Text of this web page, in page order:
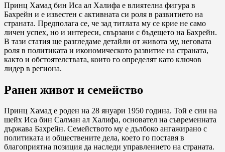
Принц Хамад бин Иса ал Халифа е влиятелна фигура в
Бахрейн и е известен с активната си роля в развитието на
страната. Предполага се, че зад титлата му се крие не само
личен успех, но и интереси, свързани с бъдещето на Бахрейн.
В тази статия ще разгледаме детайли от живота му, неговата
роля в политиката и икономическото развитие на страната,
както и обстоятелствата, които го определят като ключов
лидер в региона.
Ранен живот и семейство
Принц Хамад е роден на 28 януари 1950 година. Той е син на
шейх Иса бин Салман ал Халифа, основател на съвременната
държава Бахрейн. Семейството му е дълбоко ангажирано с
политиката и обществените дела, което го поставя в
благоприятна позиция да наследи управлението на страната.